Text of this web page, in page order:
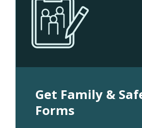
Get Family &
Forms